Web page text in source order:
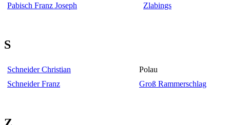
Pabisch Franz Joseph Zlabings
S
Schneider Christian
Polau
Schneider Franz
Groß Rammerschlag